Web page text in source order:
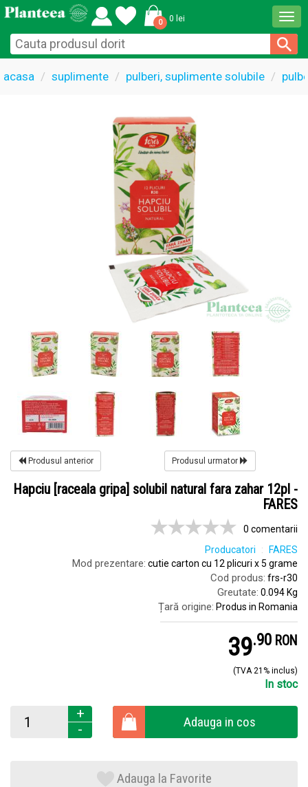
0 0 lei
acasa suplimente pulberi, suplimente solubile
Produsul anterior Produsul urmator
Hapciu [raceala gripa] solubil natural fara zahar 12pl -
FARES
0 comentarii
Producatori
FARES
Mod prezentare: cutie carton cu 12 plicuri x 5 grame
Cod produs: frs-r30
Greutate: 0.094 Kg
Țară origine: Produs in Romania
39.9 RON
(TVA 21% inclus)
In stoc
+
-
Adauga in cos
Adauga la Favorite